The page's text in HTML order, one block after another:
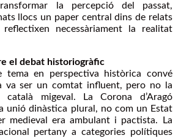
la percepció del passat,
llocs un paper central dins de relats
necessàriament la realitat
el debat historiogràfic
tema en perspectiva històrica convé
va ser un comtat influent, pero no la
català migeval. La Corona d’Aragó
unió dinàstica plural, no com un Estat
medieval era ambulant i pactista. La
pertany a categories polítiques